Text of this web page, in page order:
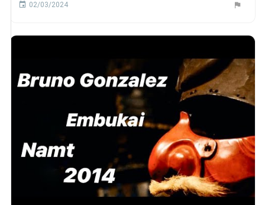
02/03/2024